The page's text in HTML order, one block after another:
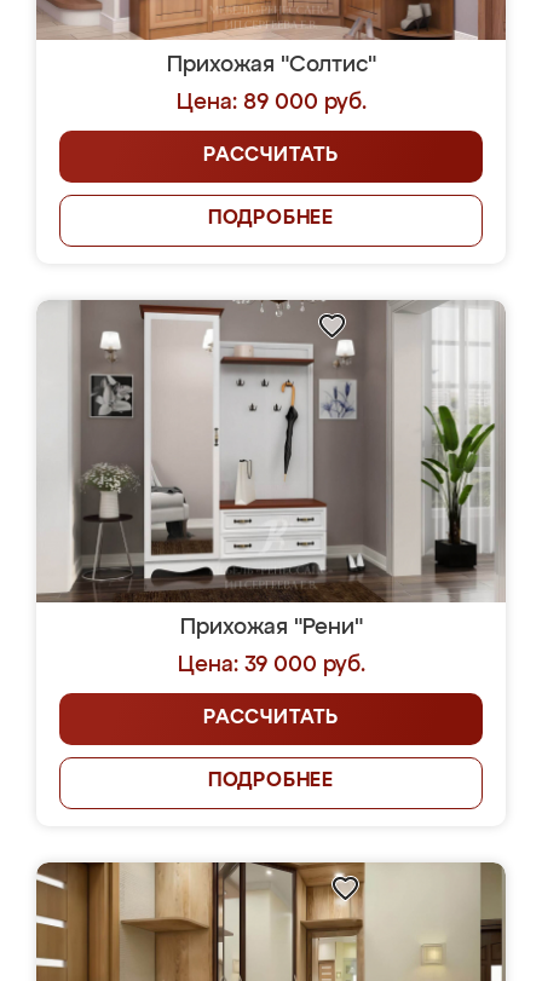
Прихожая "Солтис"
Цена: 89 000 руб.
РАССЧИТАТЬ
ПОДРОБНЕЕ
Прихожая "Рени"
Цена: 39 000 руб.
РАССЧИТАТЬ
ПОДРОБНЕЕ